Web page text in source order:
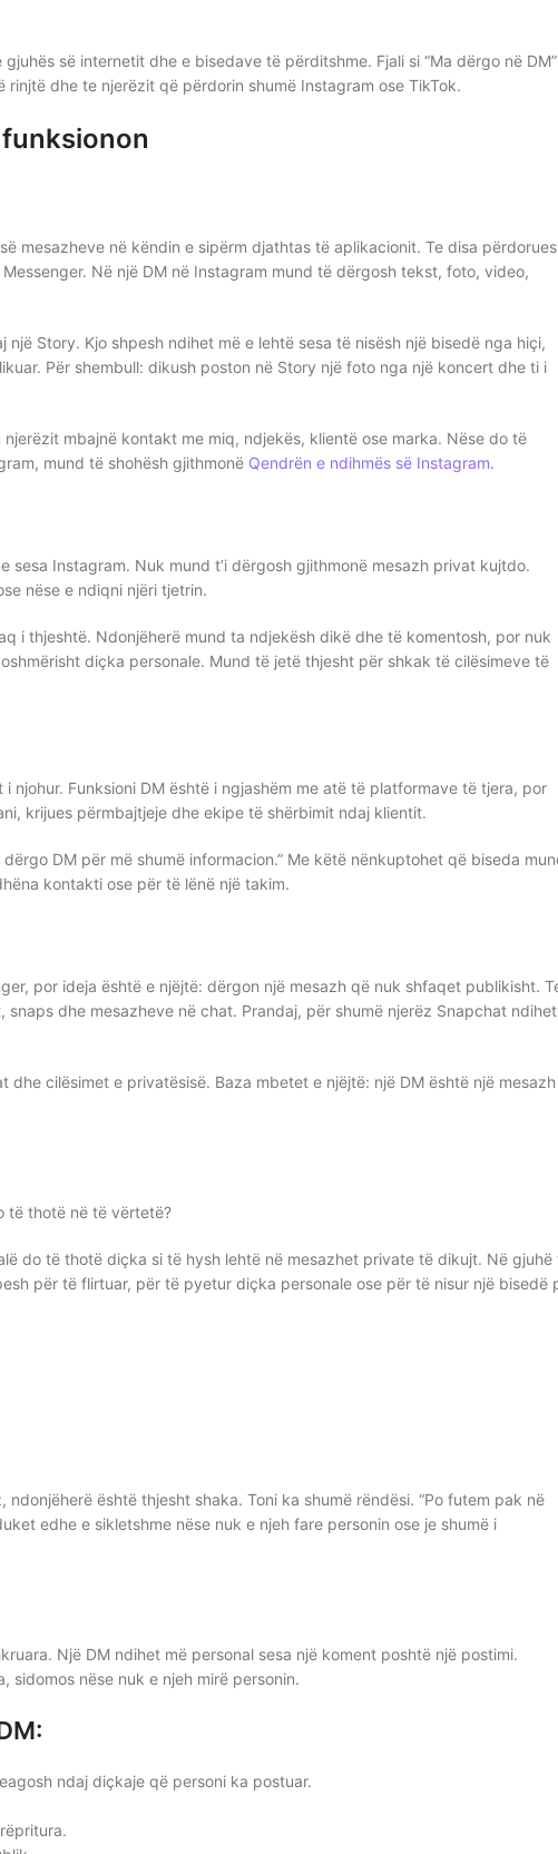
së internetit dhe e bisedave të përditshme. Fjali si “Ma dërgo në DM”
rinjtë dhe te njerëzit që përdorin shumë Instagram ose TikTok.
mesazheve në këndin e sipërm djathtas të aplikacionit. Te disa përdorues
Në një DM në Instagram mund të dërgosh tekst, foto, video,
Story. Kjo shpesh ndihet më e lehtë sesa të nisësh një bisedë nga hiçi,
Për shembull: dikush poston në Story një foto nga një koncert dhe ti i
mbajnë kontakt me miq, ndjekës, klientë ose marka. Nëse do të
mund të shohësh gjithmonë Qendrën e ndihmës së Instagram.
Instagram. Nuk mund t’i dërgosh gjithmonë mesazh privat kujtdo.
nëse e ndiqni njëri tjetrin.
i thjeshtë. Ndonjëherë mund ta ndjekësh dikë dhe të komentosh, por nuk
diçka personale. Mund të jetë thjesht për shkak të cilësimeve të
Funksioni DM është i ngjashëm me atë të platformave të tjera, por
krijues përmbajtjeje dhe ekipe të shërbimit ndaj klientit.
DM për më shumë informacion.” Me këtë nënkuptohet që biseda
kontakti ose për të lënë një takim.
por ideja është e njëjtë: dërgon një mesazh që nuk shfaqet publikisht.
dhe mesazheve në chat. Prandaj, për shumë njerëz Snapchat ndihet
cilësimet e privatësisë. Baza mbetet e njëjtë: një DM është një mesazh
të thotë në të vërtetë?
do të thotë diçka si të hysh lehtë në mesazhet private të dikujt. Në gjuhë
për të flirtuar, për të pyetur diçka personale ose për të nisur një bisedë
është thjesht shaka. Toni ka shumë rëndësi. “Po futem pak në
edhe e sikletshme nëse nuk e njeh fare personin ose je shumë i
Një DM ndihet më personal sesa një koment poshtë një postimi.
sidomos nëse nuk e njeh mirë personin.
ndaj diçkaje që personi ka postuar.